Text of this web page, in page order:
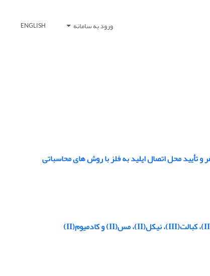
ورود به سامانه ENGLISH